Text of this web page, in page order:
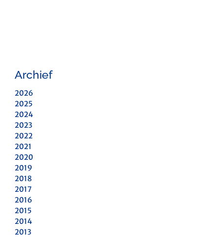
Archief
2026
2025
2024
2023
2022
2021
2020
2019
2018
2017
2016
2015
2014
2013